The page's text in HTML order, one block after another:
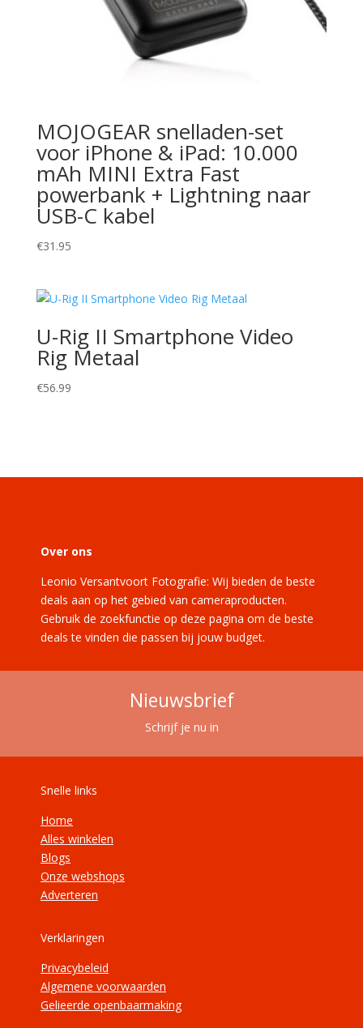
MOJOGEAR snelladen-set
voor iPhone & iPad: 10.000
mAh MINI Extra Fast
powerbank + Lightning naar
USB-C kabel
€31.95
U-Rig II Smartphone Video
Rig Metaal
€56.99
Over ons
Leonio Versantvoort Fotografie: Wij bieden de beste
deals aan op het gebied van cameraproducten.
Gebruik de zoekfunctie op deze pagina om de beste
deals te vinden die passen bij jouw budget.
Nieuwsbrief
Schrijf je nu in
Snelle links
Home
Alles winkelen
Blogs
Onze webshops
Adverteren
Verklaringen
Privacybeleid
Algemene voorwaarden
Gelieerde openbaarmaking